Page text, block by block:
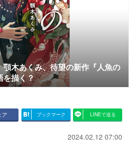
顎木あくみ、待望の新作『人魚の
を描く？
ア ブックマーク LINEで送る
2024.02.12 07:00